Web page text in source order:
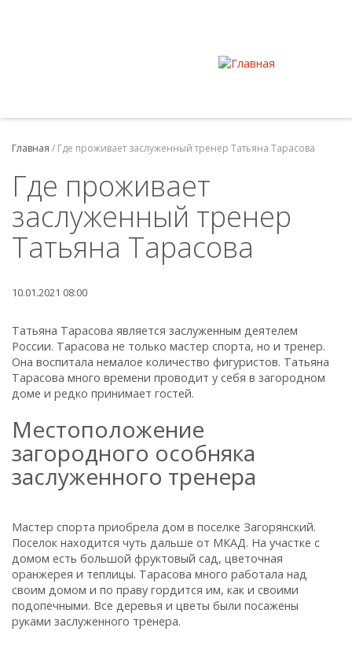
Главная / Где проживает заслуженный тренер Татьяна Тарасова
Где проживает
заслуженный тренер
Татьяна Тарасова
10.01.2021 08:00
Татьяна Тарасова является заслуженным деятелем
России. Тарасова не только мастер спорта, но и тренер.
Она воспитала немалое количество фигуристов. Татьяна
Тарасова много времени проводит у себя в загородном
доме и редко принимает гостей.
Местоположение
загородного особняка
заслуженного тренера
Мастер спорта приобрела дом в поселке Загорянский.
Поселок находится чуть дальше от МКАД. На участке с
домом есть большой фруктовый сад, цветочная
оранжерея и теплицы. Тарасова много работала над
своим домом и по праву гордится им, как и своими
подопечными. Все деревья и цветы были посажены
руками заслуженного тренера.